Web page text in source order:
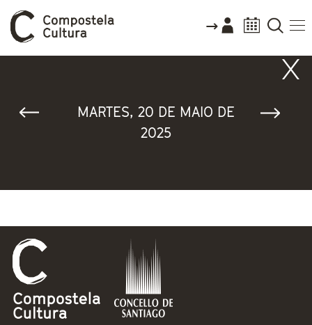
MARTES, 20 DE MAIO DE
2025